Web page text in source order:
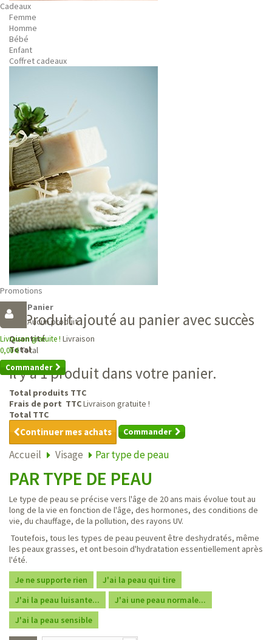
Cadeaux
Femme
Homme
Bébé
Enfant
Coffret cadeaux
Promotions
Panier
Aucun produit
Livraison gratuite ! Livraison
0,00 €Total
Commander
Produit ajouté au panier avec succès
Quantité
Total
Il y a 1 produit dans votre panier.
Total produits TTC
Frais de port TTCLivraison gratuite !
Total TTC
Continuer mes achats Commander
Accueil Visage Par type de peau
PAR TYPE DE PEAU
Le type de peau se précise vers l'âge de 20 ans mais évolue tout au
long de la vie en fonction de l'âge, des hormones, des conditions de
vie, du chauffage, de la pollution, des rayons UV.
Toutefois, tous les types de peau peuvent être deshydratés, même
les peaux grasses, et ont besoin d'hydratation essentiellement après
l'été.
Je ne supporte rien
J'ai la peau qui tire
J'ai la peau luisante...
J'ai une peau normale...
J'ai la peau sensible